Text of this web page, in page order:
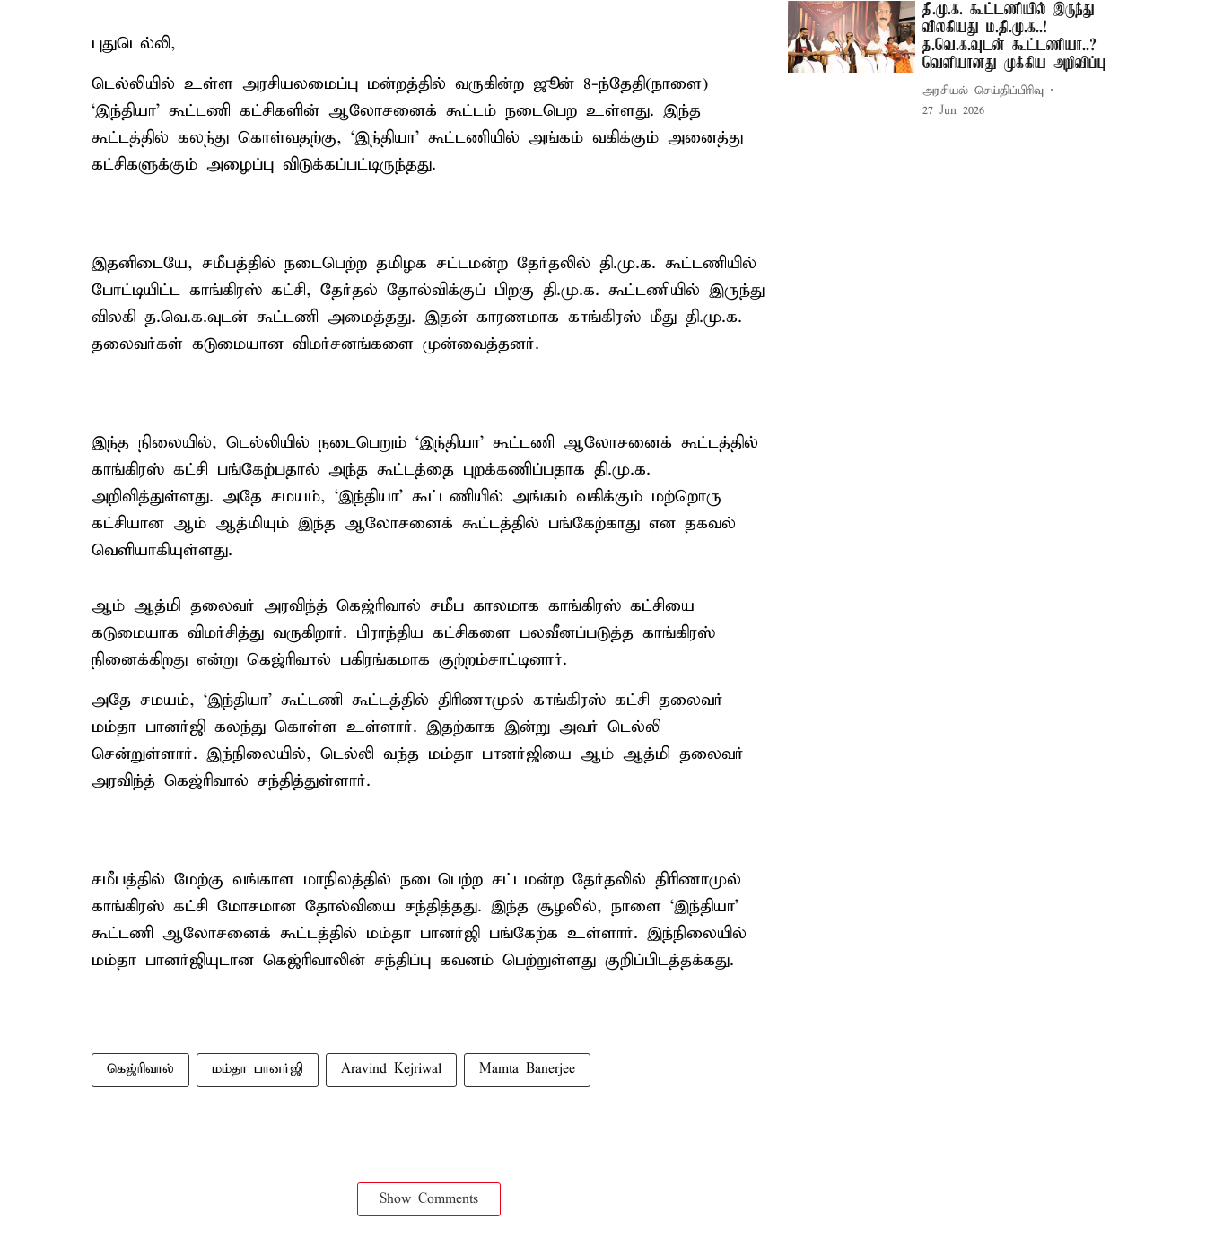
புதுடெல்லி,
டெல்லியில் உள்ள அரசியலமைப்பு மன்றத்தில் வருகின்ற ஜூன் 8-ந்தேதி(நாளை)
‘இந்தியா’ கூட்டணி கட்சிகளின் ஆலோசனைக் கூட்டம் நடைபெற உள்ளது. இந்த
கூட்டத்தில் கலந்து கொள்வதற்கு, ‘இந்தியா’ கூட்டணியில் அங்கம் வகிக்கும் அனைத்து
கட்சிகளுக்கும் அழைப்பு விடுக்கப்பட்டிருந்தது.
இதனிடையே, சமீபத்தில் நடைபெற்ற தமிழக சட்டமன்ற தேர்தலில் தி.மு.க. கூட்டணியில்
போட்டியிட்ட காங்கிரஸ் கட்சி, தேர்தல் தோல்விக்குப் பிறகு தி.மு.க. கூட்டணியில் இருந்து
விலகி த.வெ.க.வுடன் கூட்டணி அமைத்தது. இதன் காரணமாக காங்கிரஸ் மீது தி.மு.க.
தலைவர்கள் கடுமையான விமர்சனங்களை முன்வைத்தனர்.
இந்த நிலையில், டெல்லியில் நடைபெறும் ‘இந்தியா’ கூட்டணி ஆலோசனைக் கூட்டத்தில்
காங்கிரஸ் கட்சி பங்கேற்பதால் அந்த கூட்டத்தை புறக்கணிப்பதாக தி.மு.க.
அறிவித்துள்ளது. அதே சமயம், ‘இந்தியா’ கூட்டணியில் அங்கம் வகிக்கும் மற்றொரு
கட்சியான ஆம் ஆத்மியும் இந்த ஆலோசனைக் கூட்டத்தில் பங்கேற்காது என தகவல்
வெளியாகியுள்ளது.
ஆம் ஆத்மி தலைவர் அரவிந்த் கெஜ்ரிவால் சமீப காலமாக காங்கிரஸ் கட்சியை
கடுமையாக விமர்சித்து வருகிறார். பிராந்திய கட்சிகளை பலவீனப்படுத்த காங்கிரஸ்
நினைக்கிறது என்று கெஜ்ரிவால் பகிரங்கமாக குற்றம்சாட்டினார்.
அதே சமயம், ‘இந்தியா’ கூட்டணி கூட்டத்தில் திரிணாமுல் காங்கிரஸ் கட்சி தலைவர்
மம்தா பானர்ஜி கலந்து கொள்ள உள்ளார். இதற்காக இன்று அவர் டெல்லி
சென்றுள்ளார். இந்நிலையில், டெல்லி வந்த மம்தா பானர்ஜியை ஆம் ஆத்மி தலைவர்
அரவிந்த் கெஜ்ரிவால் சந்தித்துள்ளார்.
சமீபத்தில் மேற்கு வங்காள மாநிலத்தில் நடைபெற்ற சட்டமன்ற தேர்தலில் திரிணாமுல்
காங்கிரஸ் கட்சி மோசமான தோல்வியை சந்தித்தது. இந்த சூழலில், நாளை ‘இந்தியா’
கூட்டணி ஆலோசனைக் கூட்டத்தில் மம்தா பானர்ஜி பங்கேற்க உள்ளார். இந்நிலையில்
மம்தா பானர்ஜியுடான கெஜ்ரிவாலின் சந்திப்பு கவனம் பெற்றுள்ளது குறிப்பிடத்தக்கது.
கெஜ்ரிவால் மம்தா பானர்ஜி Aravind Kejriwal Mamta Banerjee
Show Comments
தி.மு.க. கூட்டணியில் இருந்து
விலகியது ம.தி.மு.க..!
த.வெ.க.வுடன் கூட்டணியா..?
வெளியானது முக்கிய அறிவிப்பு
அரசியல் செய்திப்பிரிவு
27 Jun 2026